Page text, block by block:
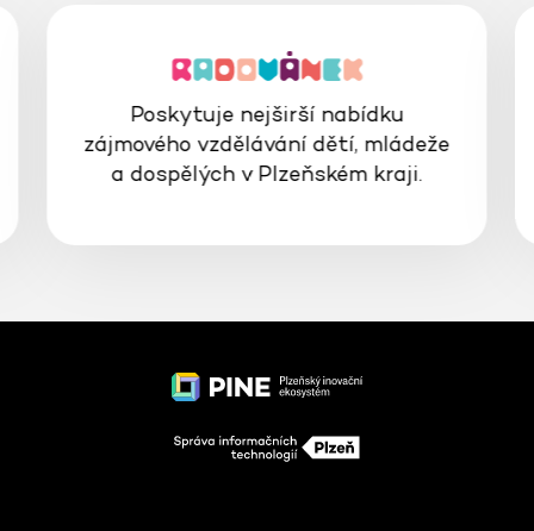
Poskytuje nejširší nabídku
zájmového vzdělávání dětí, mládeže
a dospělých v Plzeňském kraji.